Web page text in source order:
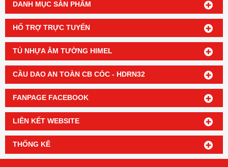
DANH MỤC SẢN PHẨM
HỔ TRỢ TRỰC TUYẾN
TỦ NHỰA ÂM TƯỜNG HIMEL
CẦU DAO AN TOÀN CB CÓC - HDRN32
FANPAGE FACEBOOK
LIÊN KẾT WEBSITE
THỐNG KÊ